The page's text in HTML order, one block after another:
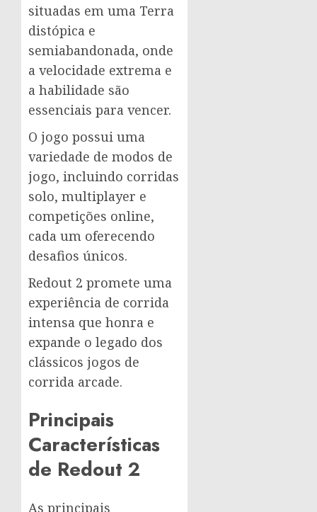
situadas em uma Terra
distópica e
semiabandonada, onde
a velocidade extrema e
a habilidade são
essenciais para vencer.
O jogo possui uma
variedade de modos de
jogo, incluindo corridas
solo, multiplayer e
competições online,
cada um oferecendo
desafios únicos.
Redout 2 promete uma
experiência de corrida
intensa que honra e
expande o legado dos
clássicos jogos de
corrida arcade.
Principais
Características
de Redout 2
As principais